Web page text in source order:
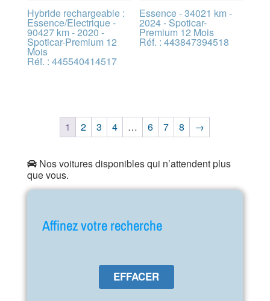
Hybride rechargeable :
Essence/Electrique -
90427 km - 2020 -
Spoticar-Premium 12
Mois
Réf. : 445540414517
Essence - 34021 km -
2024 - Spoticar-
Premium 12 Mois
Réf. : 443847394518
1 2 3 4 … 6 7 8 →
Nos voitures disponibles qui n’attendent plus
que vous.
Affinez votre recherche
EFFACER